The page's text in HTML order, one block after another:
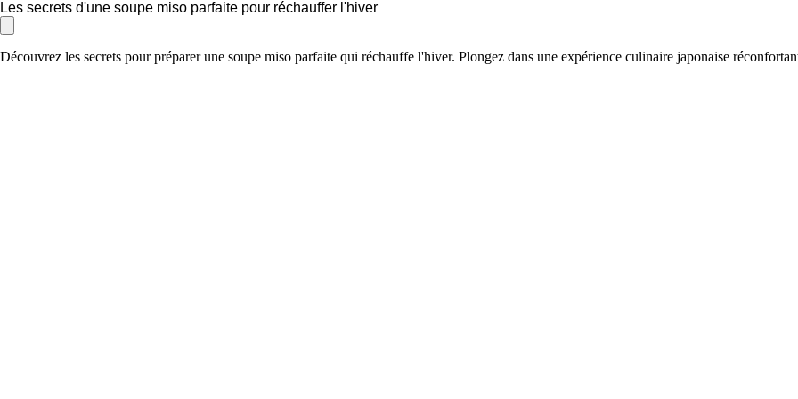
Les secrets d'une soupe miso parfaite pour réchauffer l'hiver
Découvrez les secrets pour préparer une soupe miso parfaite qui réchauffe l'hiver. Plongez dans une expérience culinaire japonaise